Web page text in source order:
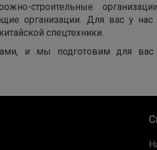
строительные
организации. Для вас у
спецтехники.
и мы подготовим для вас